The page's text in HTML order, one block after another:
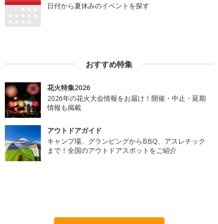
日付から夏休みのイベントを探す
おすすめ特集
花火特集2026
2026年の花火大会情報をお届け！開催・中止・延期
情報も掲載
アウトドアガイド
キャンプ場、グランピングからBBQ、アスレチック
まで！全国のアウトドアスポットをご紹介